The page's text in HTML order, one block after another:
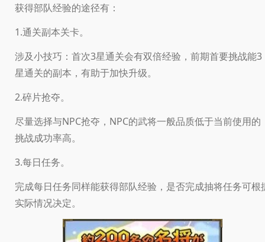
获得部队经验的途径有：
1.通关副本关卡。
涉及小技巧：首次3星通关会有双倍经验，前期首要挑战能3
星通关的副本，有助于加快升级。
2.碎片抢夺。
尽量选择与NPC抢夺，NPC的武将一般品质低于当前使用的
挑战成功率高。
3.每日任务。
完成每日任务同样能获得部队经验，是否完成抽将任务可根
实际情况决定。